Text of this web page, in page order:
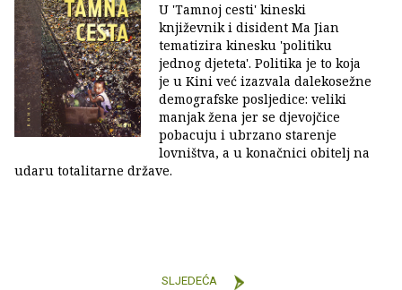
U 'Tamnoj cesti' kineski
književnik i disident Ma Jian
tematizira kinesku 'politiku
jednog djeteta'. Politika je to koja
je u Kini već izazvala dalekosežne
demografske posljedice: veliki
manjak žena jer se djevojčice
pobacuju i ubrzano starenje
lovništva, a u konačnici obitelj na
udaru totalitarne države.
SLJEDEĆA